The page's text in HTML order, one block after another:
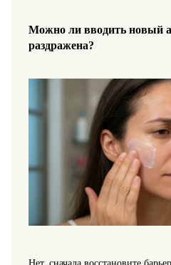
Можно ли вводить новый
раздражена?